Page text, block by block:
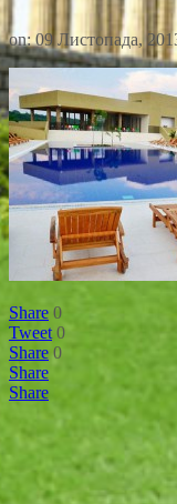
on:09 Листопада,
Share 0
Tweet 0
Share 0
Share
Share